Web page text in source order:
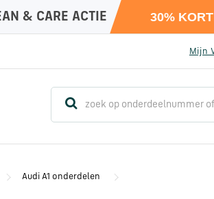
& CARE ACTIE 30%
Mijn
Audi A1 onderdelen